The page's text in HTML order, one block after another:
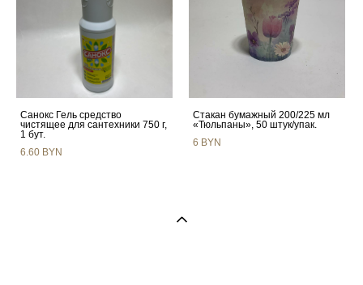
Санокс Гель средство
чистящее для сантехники 750 г,
1 бут.
6.60 BYN
Стакан бумажный 200/225 мл
«Тюльпаны», 50 штук/упак.
6 BYN